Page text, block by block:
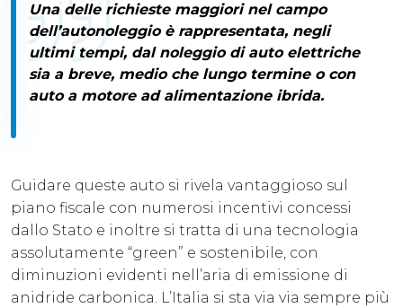
Una delle richieste maggiori nel campo
dell’autonoleggio è rappresentata, negli
ultimi tempi, dal noleggio di auto elettriche
sia a breve, medio che lungo termineo con
auto a motore ad alimentazione ibrida.
Guidare queste auto si rivela vantaggioso sul
piano fiscale con numerosi incentivi concessi
dallo Stato e inoltre si tratta di una tecnologia
assolutamente “green” e sostenibile, con
diminuzioni evidenti nell’aria di emissione di
anidride carbonica. L’Italia si sta via via sempre più